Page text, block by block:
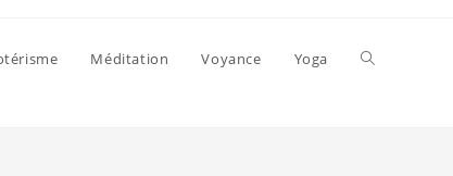
Méditation Voyance Yoga Toggle